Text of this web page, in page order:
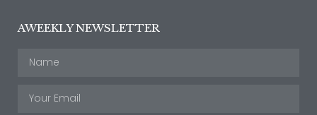
AWEEKLY NEWSLETTER